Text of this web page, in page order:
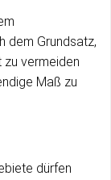
dem Grundsatz,
zu vermeiden
Maß zu
dürfen